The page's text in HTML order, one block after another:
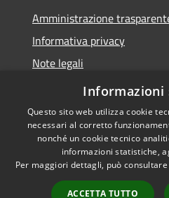
Amministrazione
Informativa privacy
Note legali
Dichiarazione di accessibilità
Accessibilità
Informazioni
Questo sito web utilizza cookie
necessari al corretto
nonché un cookie tecnico
informazioni statistiche,
Per maggiori dettagli, può
ACCETTA TUTTO